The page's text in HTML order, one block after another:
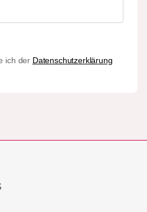
ich der Datenschutzerklärung